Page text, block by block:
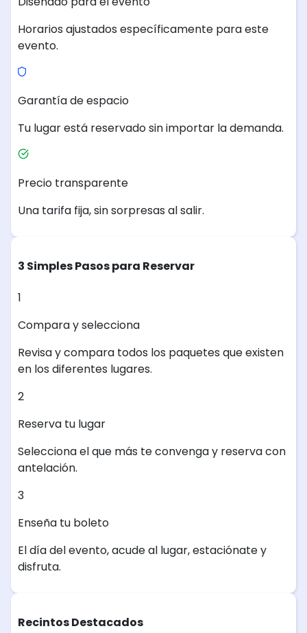
Horarios ajustados específicamente para este
evento.
Garantía de espacio
Tu lugar está reservado sin importar la demanda.
Precio transparente
Una tarifa fija, sin sorpresas al salir.
3 Simples Pasos para Reservar
1
Compara y selecciona
Revisa y compara todos los paquetes que existen
en los diferentes lugares.
2
Reserva tu lugar
Selecciona el que más te convenga y reserva con
antelación.
3
Enseña tu boleto
El día del evento, acude al lugar, estaciónate y
disfruta.
Recintos Destacados